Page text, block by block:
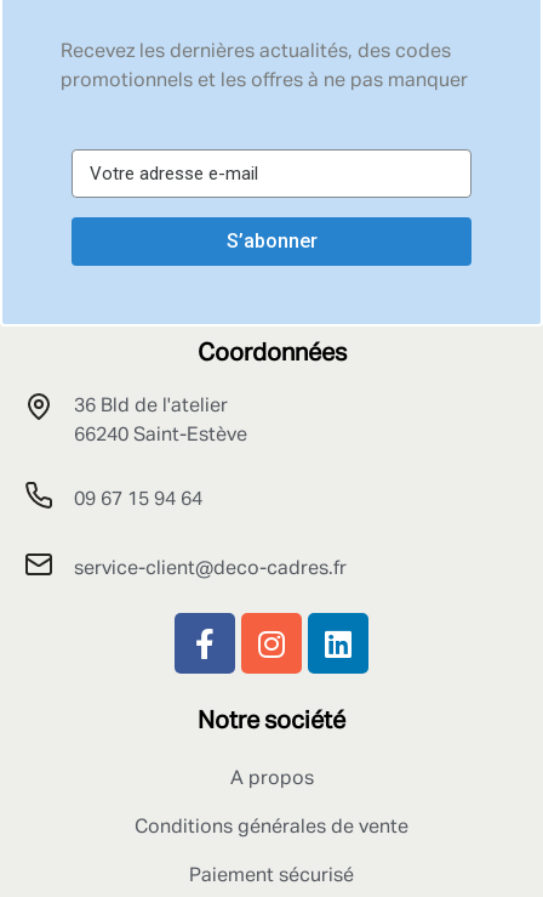
Recevez les dernières actualités, des codes
promotionnels et les offres à ne pas manquer
S’abonner
Coordonnées
36 Bld de l'atelier
66240 Saint-Estève
09 67 15 94 64
service-client@deco-cadres.fr
Notre société
A propos
Conditions générales de vente
Paiement sécurisé